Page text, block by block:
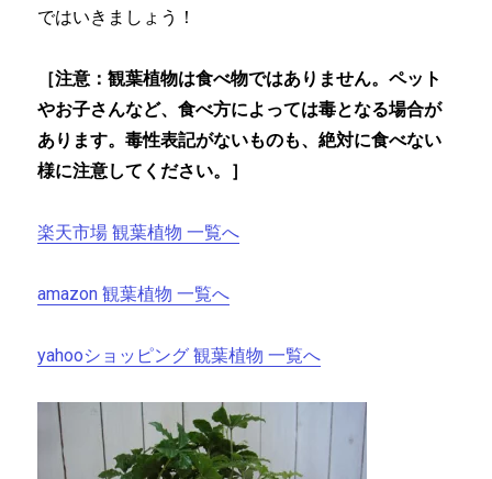
ではいきましょう！
［注意：観葉植物は食べ物ではありません。ペット
やお子さんなど、食べ方によっては毒となる場合が
あります。毒性表記がないものも、絶対に食べない
様に注意してください。］
楽天市場 観葉植物 一覧へ
amazon 観葉植物 一覧へ
yahooショッピング 観葉植物 一覧へ